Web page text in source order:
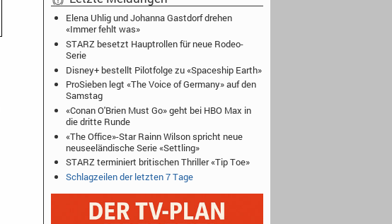
Elena Uhlig und Johanna Gastdorf drehen
«Immer fehlt was»
STARZ besetzt Hauptrollen für neue Rodeo-
Serie
Disney+ bestellt Pilotfolge zu «Spaceship Earth»
ProSieben legt «The Voice of Germany» auf den
Samstag
«Conan O'Brien Must Go» geht bei HBO Max in
die dritte Runde
«The Office»-Star Rainn Wilson spricht neue
neuseeländische Serie «Settling»
STARZ terminiert britischen Thriller «Tip Toe»
Schlagzeilen der letzten 7 Tage